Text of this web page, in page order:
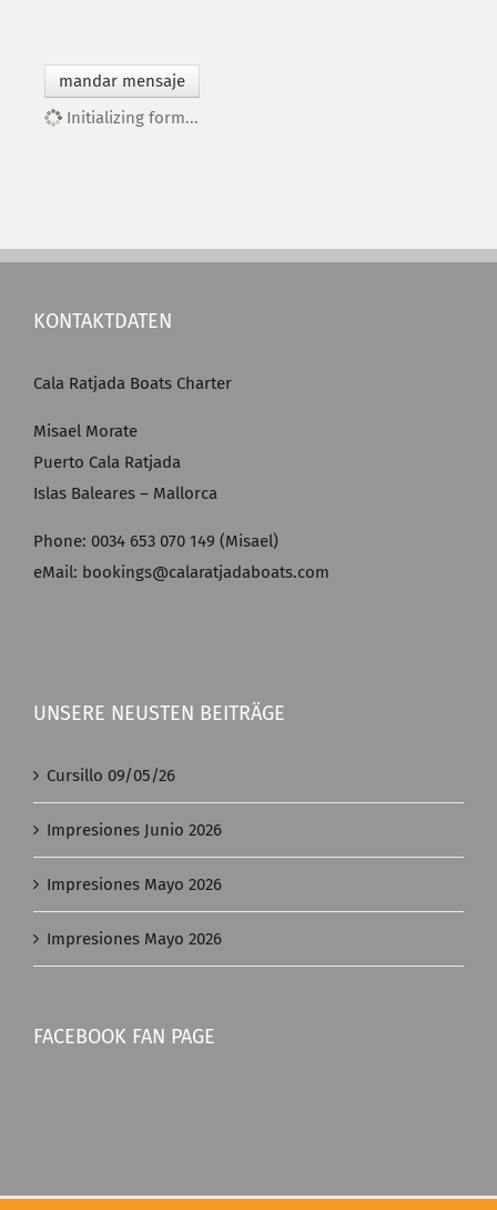
mandar mensaje
Initializing form...
KONTAKTDATEN
Cala Ratjada Boats Charter
Misael Morate
Puerto Cala Ratjada
Islas Baleares – Mallorca
Phone: 0034 653 070 149 (Misael)
eMail: bookings@calaratjadaboats.com
UNSERE NEUSTEN BEITRÄGE
Cursillo 09/05/26
Impresiones Junio 2026
Impresiones Mayo 2026
Impresiones Mayo 2026
FACEBOOK FAN PAGE